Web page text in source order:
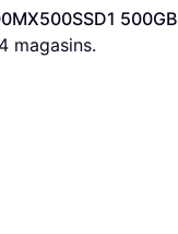
500GB
4 magasins.